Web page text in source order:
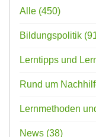
Alle (450)
Bildungspolitik
Lerntipps und
Rund um
Lernmethoden
News (38)